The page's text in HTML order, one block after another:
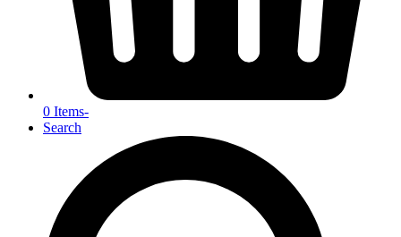
0 Items-
Search